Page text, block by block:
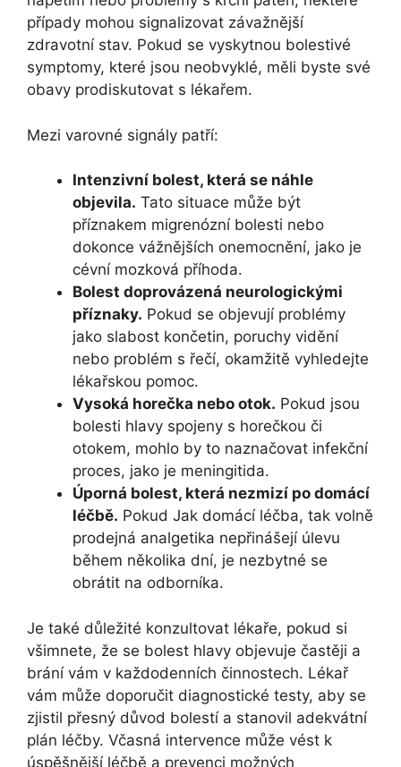
případy mohou signalizovat závažnější
zdravotní stav. Pokud se vyskytnou bolestivé
symptomy, které jsou neobvyklé, měli byste své
obavy prodiskutovat s lékařem.
Mezi varovné signály patří:
Intenzivní bolest, která se náhle
objevila. Tato situace může být
příznakem migrenózní bolesti nebo
dokonce vážnějších onemocnění, jako je
cévní mozková příhoda.
Bolest doprovázená neurologickými
příznaky. Pokud se objevují problémy
jako slabost končetin, poruchy vidění
nebo problém s řečí, okamžitě vyhledejte
lékařskou pomoc.
Vysoká horečka nebo otok. Pokud jsou
bolesti hlavy spojeny s horečkou či
otokem, mohlo by to naznačovat infekční
proces, jako je meningitida.
Úporná bolest, která nezmizí po domácí
léčbě. Pokud Jak domácí léčba, tak volně
prodejná analgetika nepřinášejí úlevu
během několika dní, je nezbytné se
obrátit na odborníka.
Je také důležité konzultovat lékaře, pokud si
všimnete, že se bolest hlavy objevuje častěji a
brání vám v každodenních činnostech. Lékař
vám může doporučit diagnostické testy, aby se
zjistil přesný důvod bolestí a stanovil adekvátní
plán léčby. Včasná intervence může vést k
úspěšnější léčbě a prevenci možných